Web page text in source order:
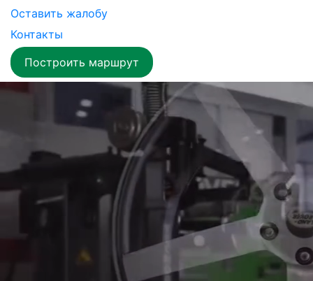
Оставить жалобу
Контакты
Построить маршрут